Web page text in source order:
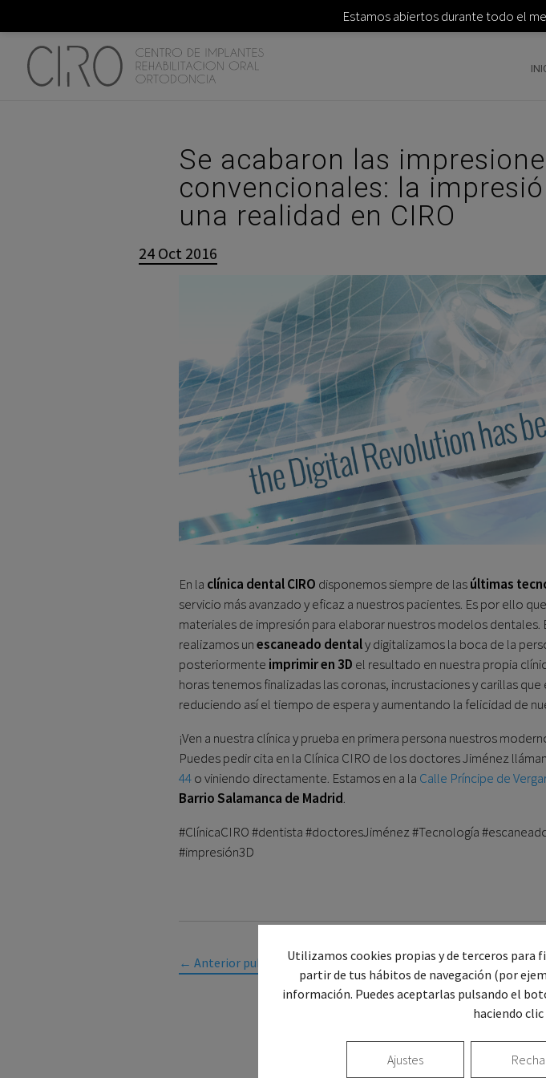
Se acabaron las
convencionales: la
una realidad en CIRO
En la clínica dental CIRO disponemos siempre de lasúltimas
servicio más avanzado y eficaz a nuestros pacientes. Es por ello
materiales de impresión para elaborar nuestros modelos dentales.
realizamos unescaneado dentaly digitalizamos la boca de la
posteriormente imprimir en 3D el resultado en nuestra propia
horas tenemos finalizadas las coronas, incrustaciones y carillas
reduciendo así el tiempo de espera y aumentando la felicidad de
¡Ven a nuestra clínica y prueba en primera persona nuestros
Puedes pedir cita en la Clínica CIRO de los doctores Jiménez
44o viniendo directamente. Estamos en a la Calle Príncipe de
Barrio Salamanca de Madrid.
#ClínicaCIRO #dentista #doctoresJiménez #Tecnología
#impresión3D
← Anterior publicación
VOLVER A INICIO
Utilizamos cookies propias y de terceros para
partir de tus hábitos de navegación (por
información. Puedes aceptarlas pulsando el
haciendo clic
Ajustes
Estamos abiertos durante todo el